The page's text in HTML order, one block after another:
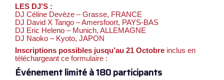
LES DJ’S :
DJ Céline Devèze – Grasse, FRANCE
DJ David X Tango – Amersfoort, PAYS-BAS
DJ Eric Heleno – Munich, ALLEMAGNE
DJ Naoko – Kyoto, JAPON
Inscriptions possibles jusqu’au 21 Octobre inclus en
téléchargeant ce formulaire :
Événement limité à 180 participants